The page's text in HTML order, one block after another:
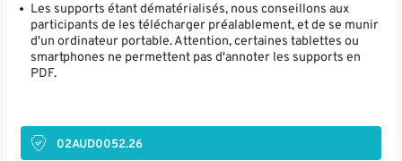
Les supports étant dématérialisés, nous conseillons aux
participants de les télécharger préalablement, et de se munir
d'un ordinateur portable. Attention, certaines tablettes ou
smartphones ne permettent pas d'annoter les supports en
PDF.
02AUD0052.26